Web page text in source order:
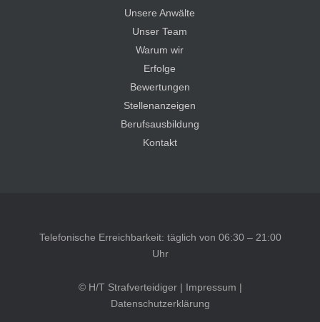
Unsere Anwälte
Unser Team
Warum wir
Erfolge
Bewertungen
Stellenanzeigen
Berufsausbildung
Kontakt
Telefonische Erreichbarkeit: täglich von 06:30 – 21:00
Uhr
© H/T Strafverteidiger | Impressum |
Datenschutzerklärung